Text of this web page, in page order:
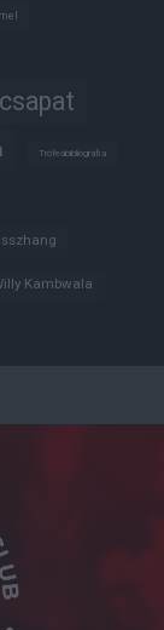
Trófeabibliográfia
Kambwala